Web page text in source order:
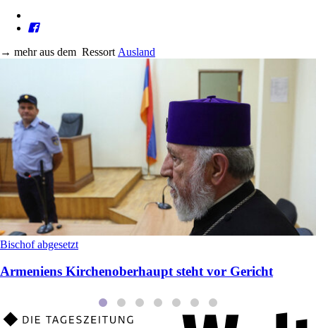
→ mehr aus dem Ressort Ausland
Bischof abgesetzt
Armeniens Kirchenoberhaupt steht vor Gericht